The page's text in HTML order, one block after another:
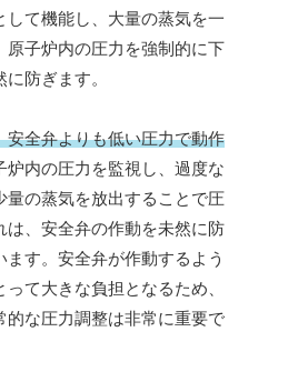
して機能し、大量の蒸気を一
原子炉内の圧力を強制的に下
防ぎます。
安全弁よりも低い圧力で動作
炉内の圧力を監視し、過度な
量の蒸気を放出することで圧
は、安全弁の作動を未然に防
ます。安全弁が作動するよう
て大きな負担となるため、
的な圧力調整は非常に重要で